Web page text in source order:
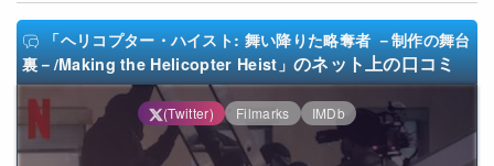
「ヘリコプター・ハイスト: 舞い降りた略奪者 －制作の舞台
裏－/Making the Helicopter Heist」のネット上の口コミ
(Twitter) Filmarks IMDb